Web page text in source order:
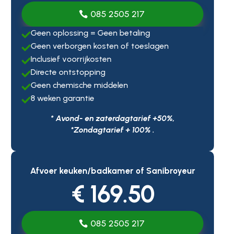
085 2505 217
Geen oplossing = Geen betaling
Geen verborgen kosten of toeslagen
Inclusief voorrijkosten
Directe ontstopping
Geen chemische middelen
8 weken garantie
* Avond- en zaterdagtarief +50%,
*Zondagtarief + 100% .
Afvoer keuken/badkamer of Sanibroyeur
€ 169.50
085 2505 217